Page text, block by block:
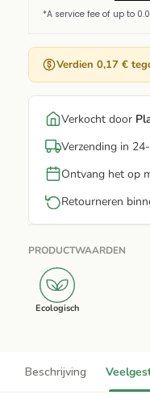
Verdien 0,17 €
Verkocht door
Verzending in
Ontvang het op
Retourneren
PRODUCTWAARDEN
Ecologisch
Beschrijving